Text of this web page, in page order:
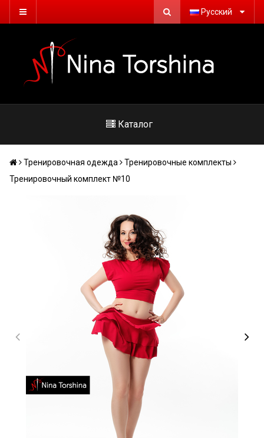
Русский
Каталог
Тренировочная одежда
Тренировочные комплекты
Тренировочный комплект №10